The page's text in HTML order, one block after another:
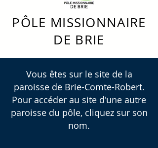
PÔLE MISSIONNAIRE
DE BRIE
Vous êtes sur le site de la
paroisse de Brie-Comte-Robert.
Pour accéder au site d'une autre
paroisse du pôle, cliquez sur son
nom.